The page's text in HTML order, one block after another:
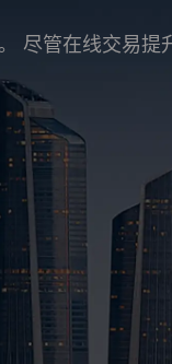
尽管在线交易